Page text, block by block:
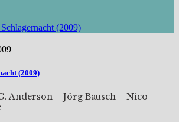
(2009)
(2009)
Anderson – Jörg Bausch – Nico